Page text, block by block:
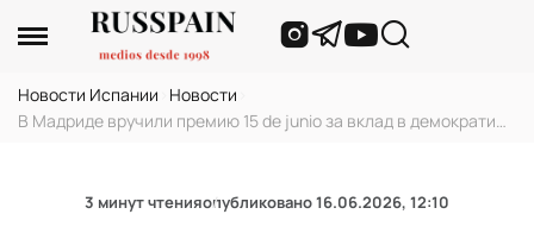
Новости Испании Новости
В Мадриде вручили премию 15 de junio за вклад в демократию
3 минут чтенияопубликовано16.06.2026, 12:10